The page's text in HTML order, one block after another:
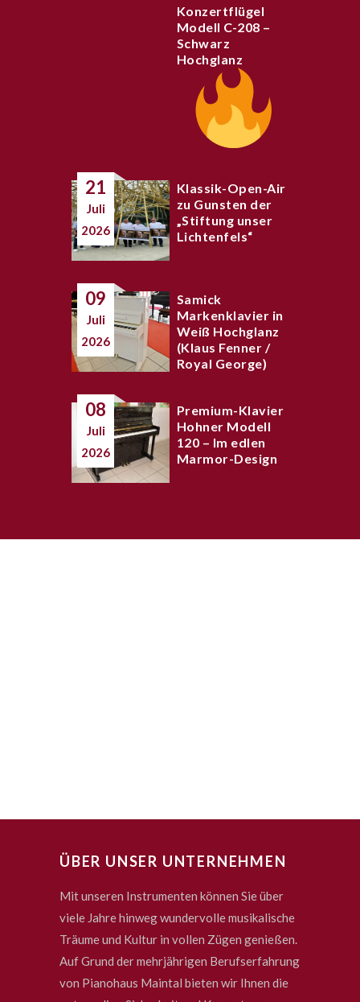
Konzertflügel
Modell C-208 –
Schwarz
Hochglanz
21
Juli
2026
Klassik-Open-Air
zu Gunsten der
„Stiftung unser
Lichtenfels“
09
Juli
2026
Samick
Markenklavier in
Weiß Hochglanz
(Klaus Fenner /
Royal George)
08
Juli
2026
Premium-Klavier
Hohner Modell
120 – Im edlen
Marmor-Design
ÜBER UNSER UNTERNEHMEN
Mit unseren Instrumenten können Sie über
viele Jahre hinweg wundervolle musikalische
Träume und Kultur in vollen Zügen genießen.
Auf Grund der mehrjährigen Berufserfahrung
von Pianohaus Maintal bieten wir Ihnen die